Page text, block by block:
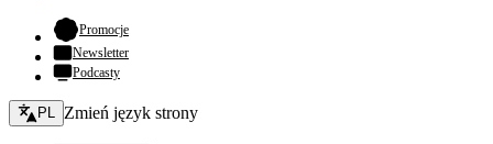
Promocje- otwiera się w nowej karcie
Newsletter
Podcasty
Zmień język - bieżący:
PL Zmień język strony